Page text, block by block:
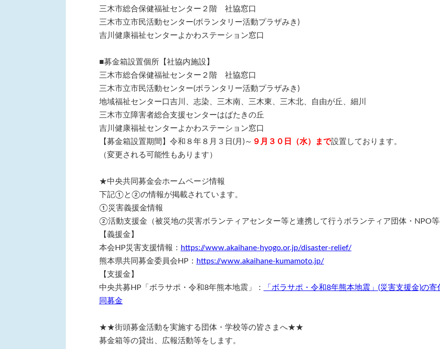
三木市総合保健福祉センター２階 社協窓口
三木市立市民活動センター(ボランタリー活動プラザみき)
吉川健康福祉センターよかわステーション窓口
■募金箱設置個所【社協内施設】
三木市総合保健福祉センター２階 社協窓口
三木市立市民活動センター(ボランタリー活動プラザみき)
地域福祉センター口吉川、志染、三木南、三木東、三木北、自由が丘、細川
三木市立障害者総合支援センターはばたきの丘
吉川健康福祉センターよかわステーション窓口
【募金箱設置期間】令和８年８月３日(月)～ ９ 月３０日（水）まで設置しております。
（変更される可能性もあります）
★中央共同募金会ホームページ情報
下記①と②の情報が掲載されています。
①災害義援金情報
②活動支援金（被災地の災害ボランティアセンター等と連携して行うボランティア団体・NPO
【義援金】
本会HP災害支援情報： https://www.akaihane-hyogo.or.jp/disaster-relief/
熊本県共同募金委員会HP： https://www.akaihane-kumamoto.jp/
【支援金】
中央共募HP「ボラサポ・令和8年熊本地震」：
「ボラサポ・令和8年熊本地震」(災害支援金)の
同募金
★★街頭募金活動を実施する団体・学校等の皆さまへ★★
募金箱等の貸出、広報活動等をします。